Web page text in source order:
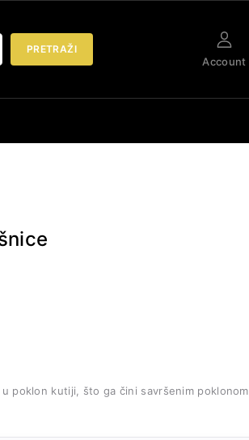
PRETRAŽI
Account
u poklon kutiji, što ga čini savršenim